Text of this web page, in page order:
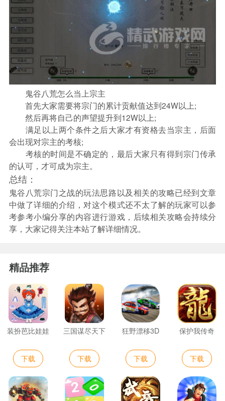
鬼谷八荒怎么当上宗主
首先大家需要将宗门的累计贡献值达到24W以上;
然后再将自己的声望提升到12W以上;
满足以上两个条件之后大家才有资格去当宗主，后面
会出现对宗主的考核;
考核的时间是不确定的，最后大家只有得到宗门传承
的认可，才可成为宗主。
总结：
鬼谷八荒宗门之战的玩法思路以及相关的攻略已经到文章
中做了详细的介绍，对这个模式还不太了解的玩家可以参
考参考小编分享的内容进行游戏，后续相关攻略会持续分
享，大家记得关注本站了解详细情况。
精品推荐
装扮芭比娃娃
下载
三国谋尽天下
下载
狂野漂移3D
下载
保护我传奇
下载